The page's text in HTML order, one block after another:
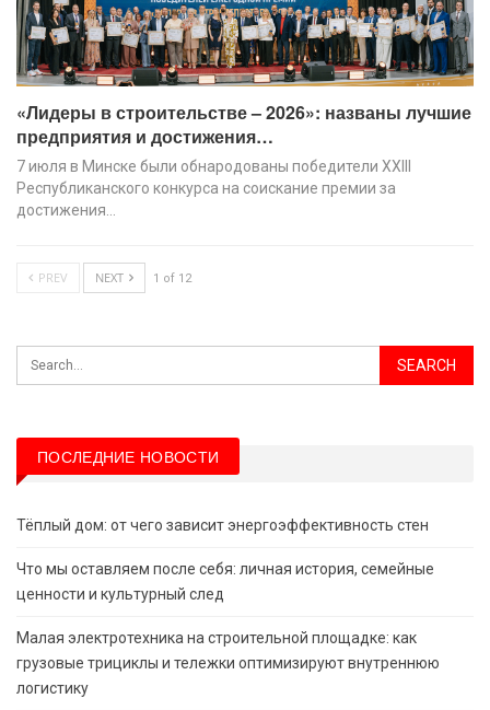
«Лидеры в строительстве – 2026»: названы лучшие
предприятия и достижения…
7 июля в Минске были обнародованы победители XХIII
Республиканского конкурса на соискание премии за
достижения…
PREV NEXT 1 of 12
ПОСЛЕДНИЕ НОВОСТИ
Тёплый дом: от чего зависит энергоэффективность стен
Что мы оставляем после себя: личная история, семейные
ценности и культурный след
Малая электротехника на строительной площадке: как
грузовые трициклы и тележки оптимизируют внутреннюю
логистику